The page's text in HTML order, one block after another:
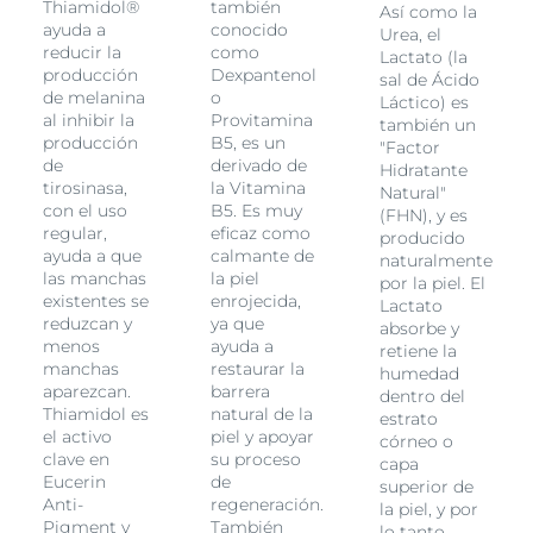
probada para reducir la apariencia de manchas
oscuras o post-inflamatorias, así como para suavizar la
piel engrosada en áreas de fricción (rodillas, codos).
Los primeros resultados son visibles después de dos
semanas y mejoran continuamente con el uso regular.
La piel es suave y luce uniforme, refinada y con un
brillo natural radiante."
Thiamidol®
ayuda a
reducir la
producción
de melanina
al inhibir la
producción
de
tirosinasa,
con el uso
regular,
ayuda a que
las manchas
existentes se
reduzcan y
menos
manchas
aparezcan.
Thiamidol es
el activo
clave en
Eucerin
Anti-
Pigment y
también
conocido
como
Dexpantenol
o
Provitamina
B5, es un
derivado de
la Vitamina
B5. Es muy
eficaz como
calmante de
la piel
enrojecida,
ya que
ayuda a
restaurar la
barrera
natural de la
piel y apoyar
su proceso
de
regeneración.
También
Así como la
Urea, el
Lactato (la
sal de Ácido
Láctico) es
también un
"Factor
Hidratante
Natural"
(FHN), y es
producido
naturalmente
por la piel. El
Lactato
absorbe y
retiene la
humedad
dentro del
estrato
córneo o
capa
superior de
la piel, y por